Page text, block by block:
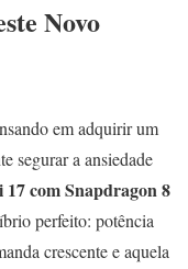
Novo
em adquirir um
segurar a ansiedade
17 com Snapdragon 8
perfeito: potência
crescente e aquela